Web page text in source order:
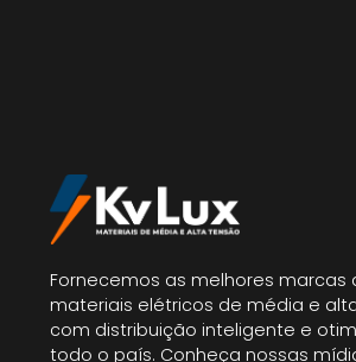
Fornecemos as melhores marcas
materiais elétricos de média e
com distribuição inteligente e
todo o país. Conheça nossas